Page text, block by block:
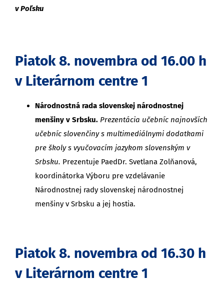
v Poľsku
Piatok 8. novembra od 16.00 h
v Literárnom centre 1
Národnostná rada slovenskej národnostnej
menšiny v Srbsku. Prezentácia učebníc najnovších
učebníc slovenčiny s multimediálnymi dodatkami
pre školy s vyučovacím jazykom slovenským v
Srbsku. Prezentuje PaedDr. Svetlana Zolňanová,
koordinátorka Výboru pre vzdelávanie
Národnostnej rady slovenskej národnostnej
menšiny v Srbsku a jej hostia.
Piatok 8. novembra od 16.30 h
v Literárnom centre 1